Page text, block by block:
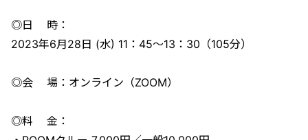
◎日 時：
2023年6月28日 (水) 11：45〜13：30（105分）
◎会 場：オンライン（ZOOM）
◎料 金：